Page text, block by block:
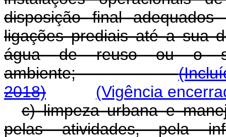
disposição final
ligações prediais até a sua
água de reuso ou o
ambiente;
2018)
(Vigência
c) limpeza urbana e
pelas atividades, pela